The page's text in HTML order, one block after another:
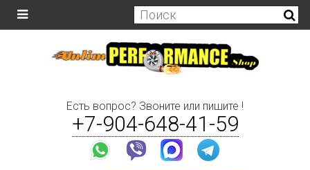
Есть вопрос? Звоните или пишите !
+7-904-648-41-59